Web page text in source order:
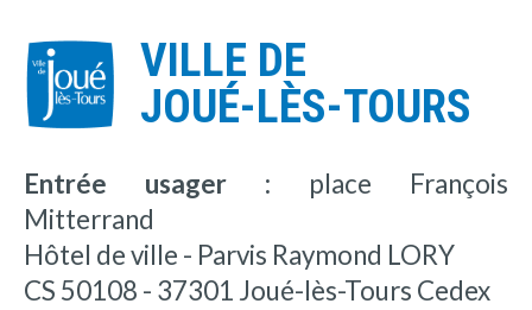
VILLE DE
JOUÉ-LÈS-TOURS
Entrée usager : place François
Mitterrand
Hôtel de ville - Parvis Raymond LORY
CS 50108 - 37301 Joué-lès-Tours Cedex